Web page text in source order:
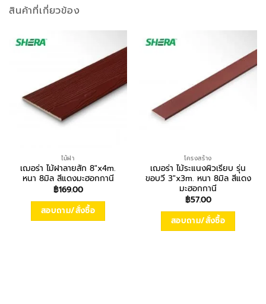
สินค้าที่เกี่ยวข้อง
ไม้ฝา
เฌอร่า ไม้ฝาลายสัก 8″x4m.
หนา 8มิล สีแดงมะฮอกกานี
฿169.00
สอบถาม/สั่งซื้อ
โครงสร้าง
เฌอร่า ไม้ระแนงผิวเรียบ รุ่น
ขอบวี 3″x3m. หนา 8มิล สีแดง
มะฮอกกานี
฿57.00
สอบถาม/สั่งซื้อ